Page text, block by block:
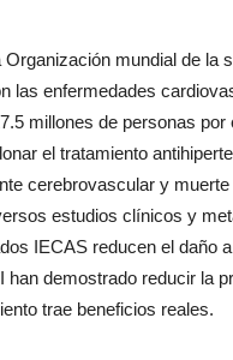
mundial de la
las enfermedades
millones de personas
el tratamiento
cerebrovascular y
estudios clínicos y
IECAS reducen el daño
han demostrado reducir la
trae beneficios reales.